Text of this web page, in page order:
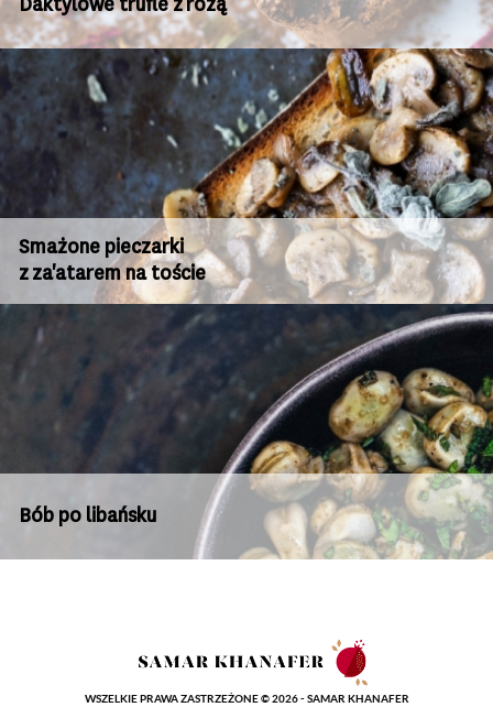
Smażone pieczarki
z za'atarem na toście
Bób po libańsku
WSZELKIE PRAWA ZASTRZEŻONE © 2026 - SAMAR KHANAFER